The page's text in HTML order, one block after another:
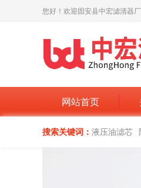
您好！欢迎固安县中宏滤清器
网站首页
搜索关键词： 液压油滤芯